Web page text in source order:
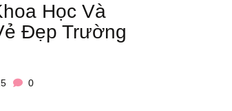
Học Và
Đẹp Trường
0